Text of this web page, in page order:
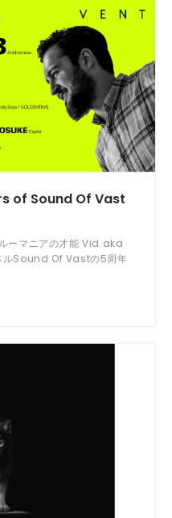
of Sound Of Vast
マニアの才能 Vid aka
ルSound Of Vastの5周年